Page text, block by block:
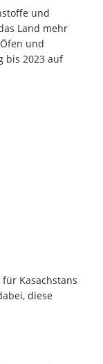
und
Land mehr
und
bis 2023 auf
Kasachstans
diese